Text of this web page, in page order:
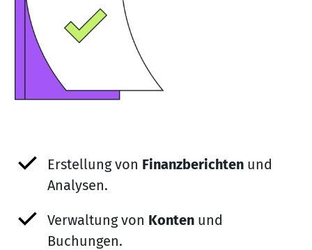
Erstellung von Finanzberichten und
Analysen.
Verwaltung von Konten und
Buchungen.